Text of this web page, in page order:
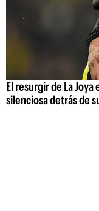
El resurgir de La
silenciosa detrás de